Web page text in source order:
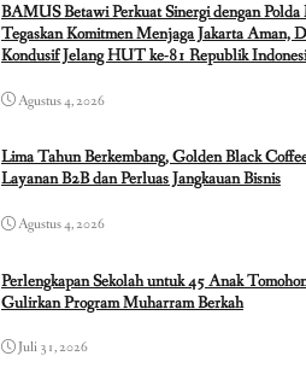
BAMUS Betawi Perkuat Sinergi dengan Polda
Tegaskan Komitmen Menjaga Jakarta Aman,
Kondusif Jelang HUT ke-81 Republik
Agustus 4, 2026
Lima Tahun Berkembang, Golden Black
Layanan B2B dan Perluas Jangkauan Bisnis
Agustus 4, 2026
Perlengkapan Sekolah untuk 45 Anak
Gulirkan Program Muharram Berkah
Juli 31, 2026